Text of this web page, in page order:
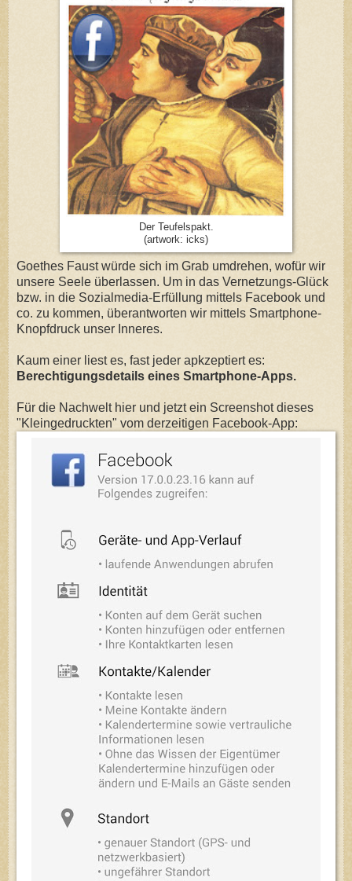
Der Teufelspakt.
(artwork: icks)
Goethes Faust würde sich im Grab umdrehen, wofür wir
unsere Seele überlassen. Um in das Vernetzungs-Glück
bzw. in die Sozialmedia-Erfüllung mittels Facebook und
co. zu kommen, überantworten wir mittels Smartphone-
Knopfdruck unser Inneres.
Kaum einer liest es, fast jeder apkzeptiert es:
Berechtigungsdetails eines Smartphone-Apps.
Für die Nachwelt hier und jetzt ein Screenshot dieses
"Kleingedruckten" vom derzeitigen Facebook-App: